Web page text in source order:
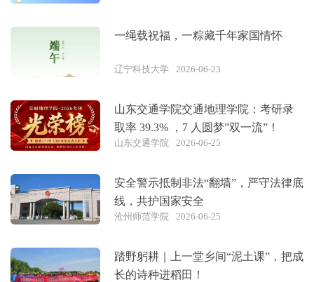
一绳载祝福，一粽藏千年家国情怀
辽宁科技大学 2026-06-23
山东交通学院交通地理学院：考研录
取率 39.3% ，7 人圆梦”双一流”！
山东交通学院 2026-06-25
安全警示抵制非法“翻墙”，严守法律底
线，共护国家安全
沧州师范学院 2026-06-25
踏野躬耕｜上一堂乡间“泥土课”，把成
长的诗种进稻田！